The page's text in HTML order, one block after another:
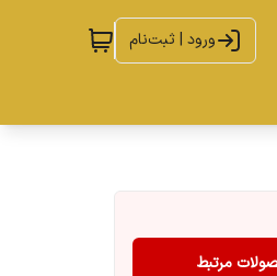
ورود | ثبت‌نام
مرتبط